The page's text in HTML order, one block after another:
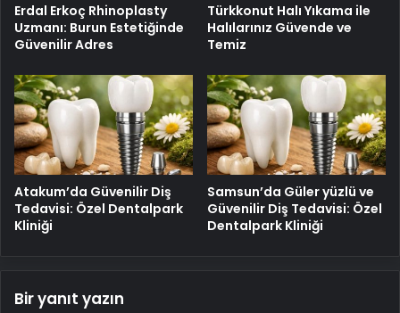
Erdal Erkoç Rhinoplasty
Uzmanı: Burun Estetiğinde
Güvenilir Adres
Türkkonut Halı Yıkama ile
Halılarınız Güvende ve
Temiz
Atakum’da Güvenilir Diş
Tedavisi: Özel Dentalpark
Kliniği
Samsun’da Güler yüzlü ve
Güvenilir Diş Tedavisi: Özel
Dentalpark Kliniği
Bir yanıt yazın